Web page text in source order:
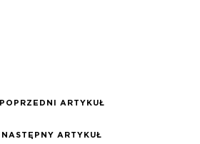
POPRZEDNI ARTYKUŁ
NASTĘPNY ARTYKUŁ